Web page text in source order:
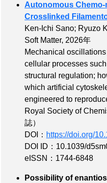
Autonomous
Crosslinked
Ken-Ichi Sano; Ryuzo
Soft Matter, 2026年
Mechanical
cellular processes
structural regulation;
which artificial
engineered to
Royal Society of
誌）
DOI： https://doi.org/
DOI ID：10.1039/
eISSN：1744-6848
Possibility of